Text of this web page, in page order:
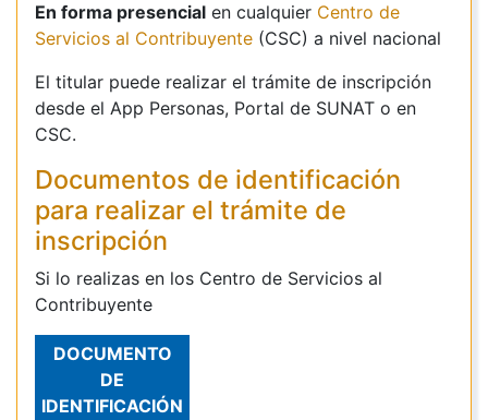
En forma presencial en cualquier Centro de
Servicios al Contribuyente (CSC) a nivel nacional
El titular puede realizar el trámite de inscripción
desde el App Personas, Portal de SUNAT o en
CSC.
Documentos de identificación
para realizar el trámite de
inscripción
Si lo realizas en los Centro de Servicios al
Contribuyente
DOCUMENTO
DE
IDENTIFICACIÓN